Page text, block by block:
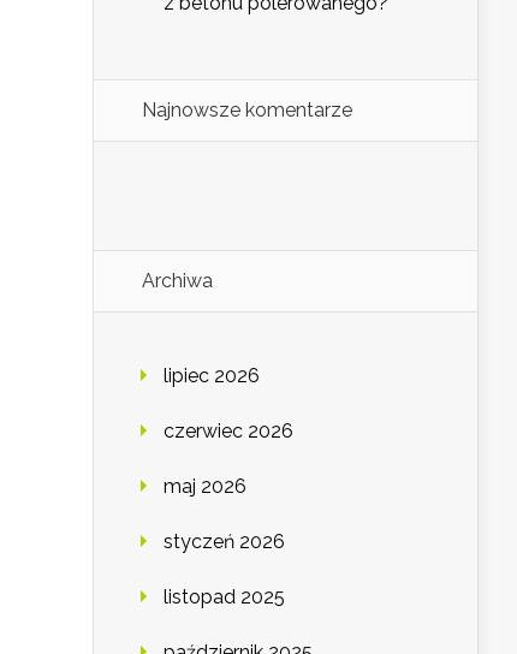
Najnowsze komentarze
Archiwa
lipiec 2026
czerwiec 2026
maj 2026
styczeń 2026
listopad 2025